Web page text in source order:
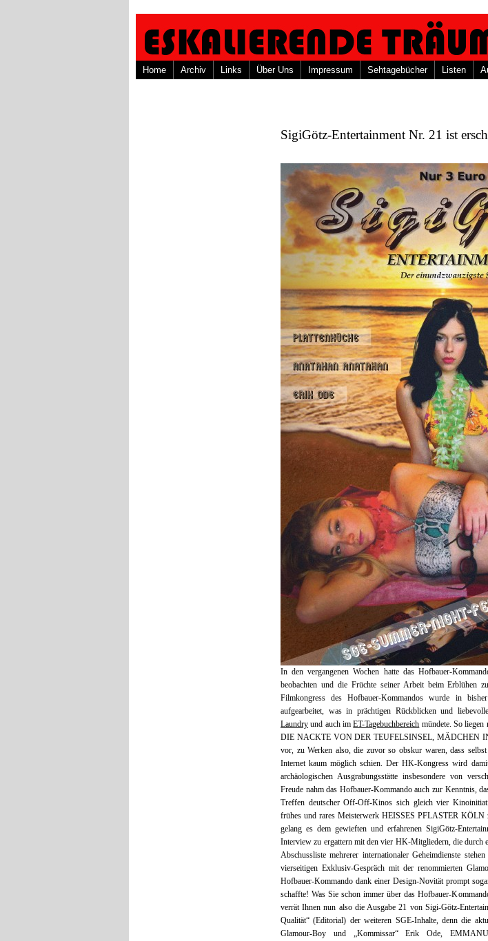
Home Archiv Links Über Uns Impressum Sehtagebücher Listen
SigiGötz-Entertainment Nr. 21 ist
In den vergangenen Wochen hatte das Hofbauer-
beobachten und die Früchte seiner Arbeit beim Erblühen
Filmkongress des Hofbauer-Kommandos wurde in bisher
aufgearbeitet, was in prächtigen Rückblicken und
Laundry und auch imET-Tagebuchbereich mündete. So
DIE NACKTE VON DER TEUFELSINSEL, MÄDCHEN
vor, zu Werken also, die zuvor so obskur waren, dass
Internet kaum möglich schien. Der HK-Kongress wird
archäologischen Ausgrabungsstätte insbesondere von
Freude nahm das Hofbauer-Kommando auch zur Kenntnis,
Treffen deutscher Off-Off-Kinos sich gleich vier
frühes und rares Meisterwerk HEISSES PFLASTER KÖLN
gelang es dem gewieften und erfahrenen SigiGötz-
Interview zu ergattern mit den vier HK-Mitgliedern, die durch
Abschussliste mehrerer internationaler Geheimdienste
vierseitigen Exklusiv-Gespräch mit der renommierten
Hofbauer-Kommando dank einer Design-Novität prompt
schaffte! Was Sie schon immer über das Hofbauer-
verrät Ihnen nun also die Ausgabe 21 von Sigi-Götz-
Qualität“ (Editorial) der weiteren SGE-Inhalte, denn die
Glamour-Boy und „Kommissar“ Erik Ode,